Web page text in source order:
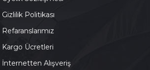
Gizlilik Politikası
Refaranslarımız
Kargo Ücretleri
İnternetten Alışveriş